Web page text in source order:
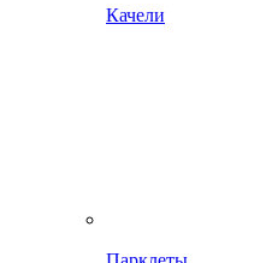
Качели